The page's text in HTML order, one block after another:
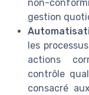
non-
gestion
les
actions
contrôle
consacré